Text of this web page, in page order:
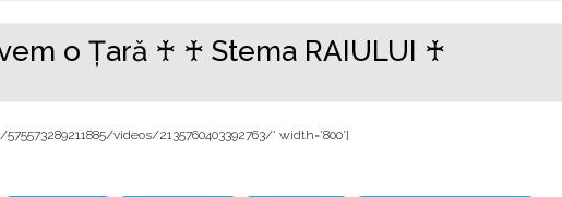
o Țară ♰ ♰ Stema RAIULUI ♰
videos/2135760403392763/' width='800']